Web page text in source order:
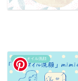
ベビーオイル洗顔